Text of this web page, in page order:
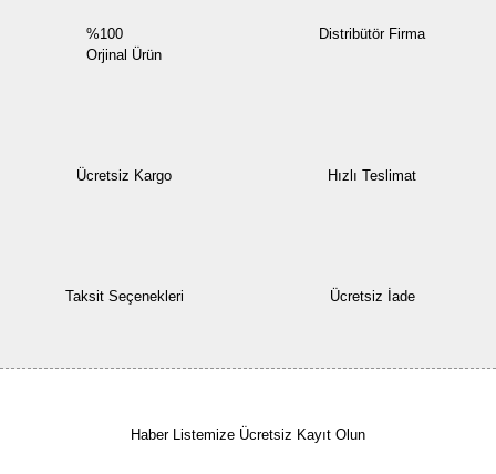
%100
Orjinal Ürün
Distribütör Firma
Ücretsiz Kargo Hızlı Teslimat
Taksit Seçenekleri Ücretsiz İade
Haber Listemize Ücretsiz Kayıt Olun